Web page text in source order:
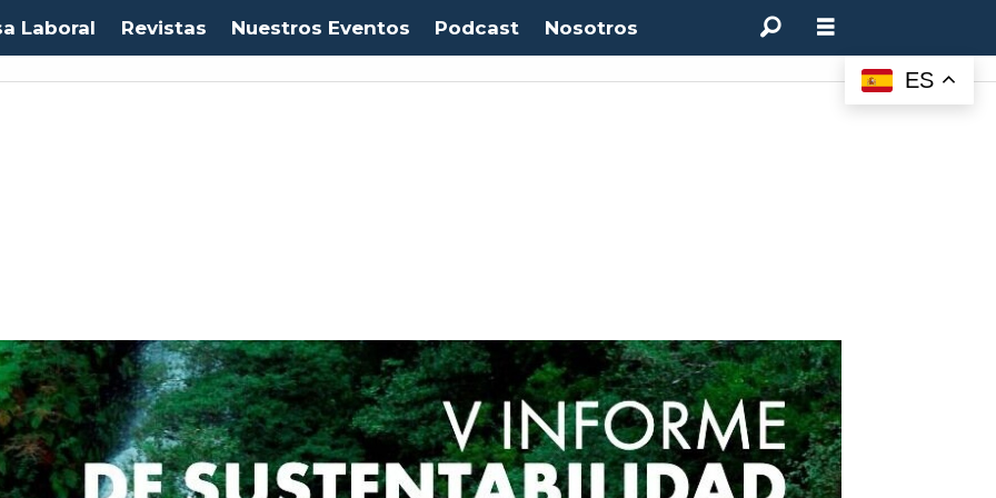
Laboral Revistas Nuestros Eventos Podcast Nosotros
ES
Bitcoin: $64.600,08